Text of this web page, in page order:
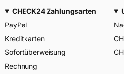
CHECK24 Zahlungsarten
PayPal
Kreditkarten
Sofortüberweisung
Rechnung